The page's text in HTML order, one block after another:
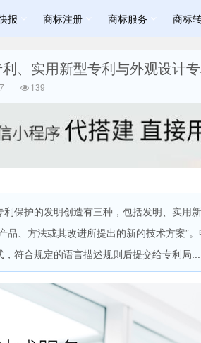
报 商标注册 商标服务 商标
、实用新型专利与外观设计
139
保护的发明创造有三种，包括发明、实用
品、方法或其改进所提出的新的技术方案”
符合规定的语言描述规则后提交给专利局...